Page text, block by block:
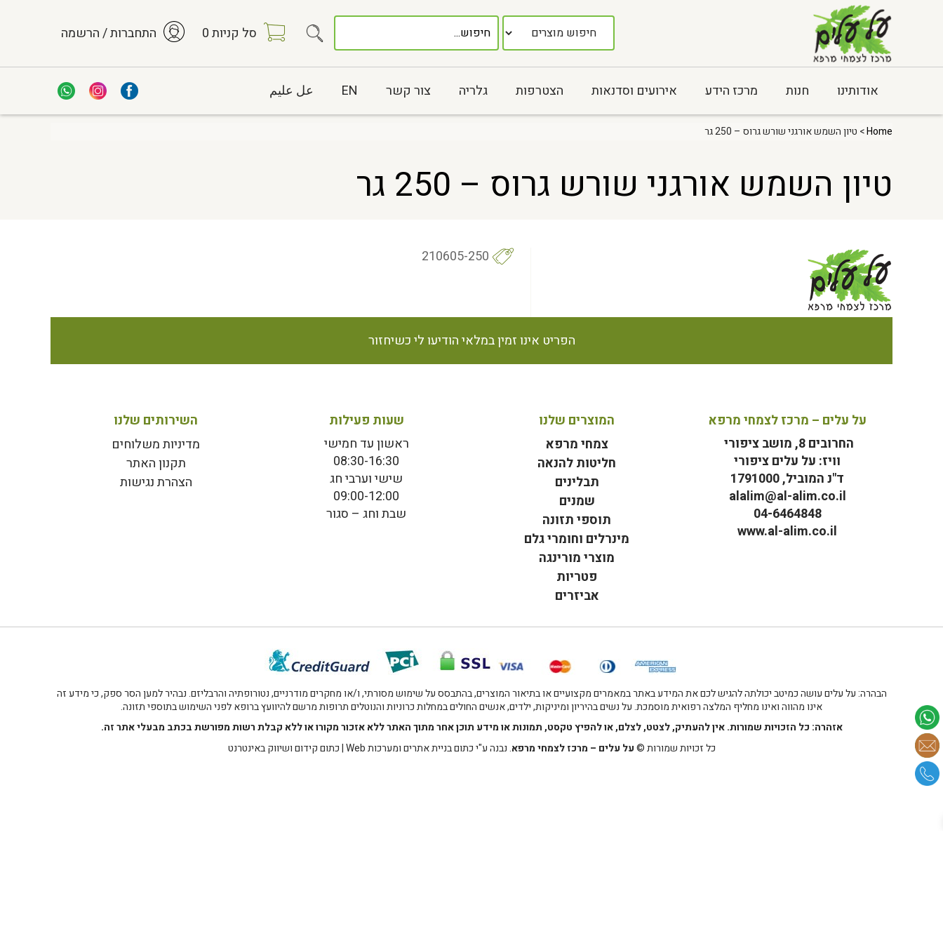
סל קניות0 התחברות / הרשמה
אודותינו חנות מרכז הידע אירועים וסדנאות הצטרפות גלריה צור קשר EN عل عليم
Home> טיון השמש אורגני שורש גרוס – 250 גר
טיון השמש אורגני שורש גרוס – 250 גר
210605-250
הפריט אינו זמין במלאי הודיעו לי כשיחזור
על עלים – מרכז לצמחי מרפא
החרובים 8, מושב ציפורי
וויז: על עלים ציפורי
ד"נ המוביל, 1791000
alalim@al-alim.co.il
04-6464848
www.al-alim.co.il
המוצרים שלנו
צמחי מרפא
חליטות להנאה
תבלינים
שמנים
תוספי תזונה
מינרלים וחומרי גלם
מוצרי מורינגה
פטריות
אביזרים
שעות פעילות
ראשון עד חמישי
08:30-16:30
שישי וערבי חג
09:00-12:00
שבת וחג – סגור
השירותים שלנו
מדיניות משלוחים
תקנון האתר
הצהרת נגישות
הבהרה: על עלים עושה כמיטב יכולתה להגיש לכם את המידע באתר במאמרים מקצועיים או בתיאור המוצרים, בהתבסס על שימוש מסורתי, ו/או מחקרים מודרניים, נטורופתיה והרבליזם. נבהיר למען הסר ספק, כי מידע זה
אינו מהווה ואינו מחליף המלצה רפואית מוסמכת. על נשים בהיריון ומיניקות, ילדים, אנשים החולים במחלות כרוניות והנוטלים תרופות מרשם להיוועץ ברופא לפני השימוש בתוספי תזונה.
אזהרה: כל הזכויות שמורות. אין להעתיק, לצטט, לצלם, או להפיץ טקסט, תמונות או מידע תוכן אחר מתוך האתר ללא אזכור מקורו או ללא קבלת רשות מפורשת בכתב מבעלי אתר זה.
כל זכויות שמורות ©על עלים – מרכז לצמחי מרפא. נבנה ע"יכתום בניית אתרים ומערכות Web |כתום קידום ושיווק באינטרנט